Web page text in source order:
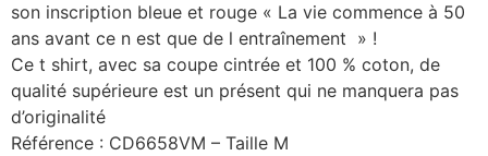
son inscription bleue et rouge « La vie commence à 50
ans avant ce n est que de l entraînement » !
Ce t shirt, avec sa coupe cintrée et 100 % coton, de
qualité supérieure est un présent qui ne manquera pas
d’originalité
Référence : CD6658VM – Taille M